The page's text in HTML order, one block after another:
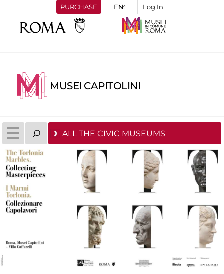
PURCHASE Log In
MUSEI CAPITOLINI
ALL THE CIVIC MUSEUMS